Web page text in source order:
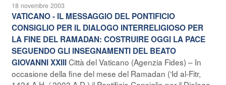
18 novembre 2003
VATICANO - IL MESSAGGIO DEL PONTIFICIO
CONSIGLIO PER IL DIALOGO INTERRELIGIOSO PER
LA FINE DEL RAMADAN: COSTRUIRE OGGI LA PACE
SEGUENDO GLI INSEGNAMENTI DEL BEATO
GIOVANNI XXIIICittà del Vaticano (Agenzia Fides) – In
occasione della fine del mese del Ramadan (‘Id al-Fitr,